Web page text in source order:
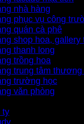
nhà hàng
phục vụ công
quán cà phê
shop hoa, gallery
thanh long
trồng hoa
trung tâm thương
trường học
văn phòng
ty